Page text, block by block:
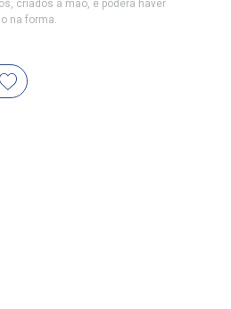
criados à mão, e poderá haver
na forma.